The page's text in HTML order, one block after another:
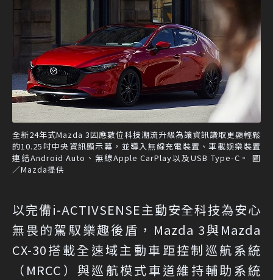
全新24年式Mazda 3因應數位科技潮流升級為讓資訊讀取更顯輕鬆
的10.25吋中央資訊顯示幕，並導入無線充電裝置、車載娛樂裝置
連結Android Auto、無線Apple CarPlay以及USB Type-C。 圖
／Mazda提供
以完備i-ACTIVSENSE主動安全科技為安心
無畏的駕馭樂趣後盾，Mazda 3與Mazda
CX-30搭載全速域主動車距控制巡航系統
（MRCC）與巡航模式車道維持輔助系統